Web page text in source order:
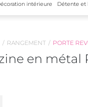
intérieure Détente et
RANGEMENT PORTE
en métal